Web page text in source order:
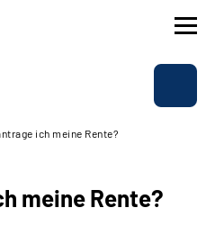
ich meine Rente?
meine Rente?